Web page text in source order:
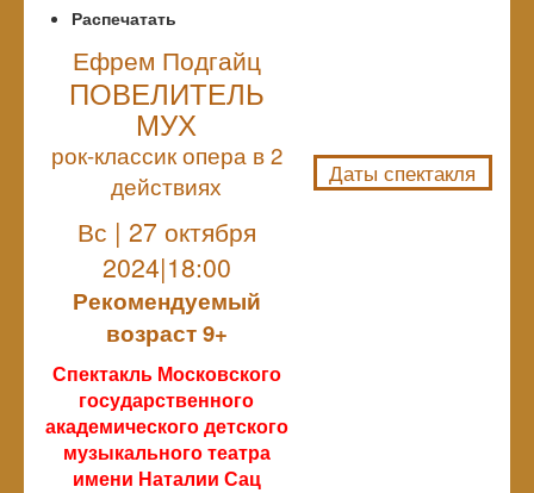
Распечатать
Ефрем Подгайц
ПОВЕЛИТЕЛЬ
МУХ
рок-классик опера в 2
действиях
Вс | 27 октября
2024|18:00
Рекомендуемый
возраст 9+
Спектакль Московского
государственного
академического детского
музыкального театра
имени Наталии Сац
Даты спектакля